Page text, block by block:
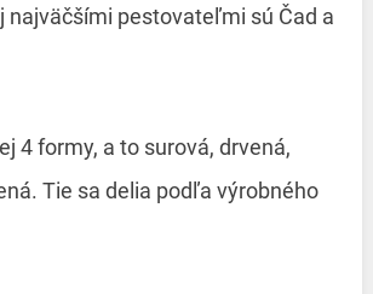
najväčšími pestovateľmi sú Čad a
4 formy, a to surová, drvená,
Tie sa delia podľa výrobného